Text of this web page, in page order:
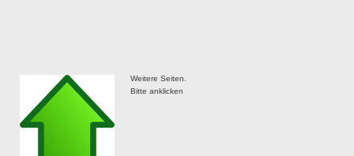
Weitere Seiten.
Bitte anklicken